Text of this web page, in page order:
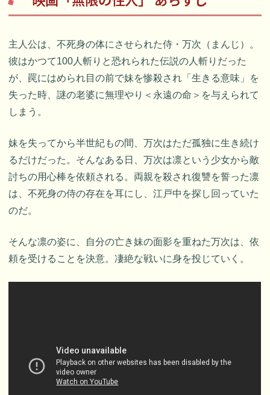
主人公は、不死身の体にさせられた侍・万次（まんじ）。
彼はかつて100人斬りと恐れられた伝説の人斬りだった
が、罠にはめられ目の前で妹を惨殺され「生きる意味」を
失った時、謎の老婆に無理やり＜永遠の命＞を与えられて
しまう。
妹を失ってから半世紀もの間、万次はただ孤独に生き続け
るだけだった。そんなある日、万次は凛という少女から敵
討ちの用心棒を依頼される。両親を殺され復讐を誓った凛
は、不死身の侍の存在を耳にし、江戸中を探し回っていた
のだ。
そんな凛の姿に、自分の亡き妹の面影を重ねた万次は、依
頼を受けることを決意。凄絶な戦いに身を投じていく。